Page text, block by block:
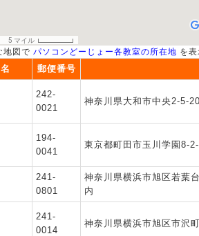
地図で パソコンどーじょー各教室の所在地 を
郵便番号
242-
0021
神奈川県大和市中央2-5-
194-
0041
東京都町田市玉川学園8-
241-
0801
神奈川県横浜市旭区若葉
内
241-
0014
神奈川県横浜市旭区市沢